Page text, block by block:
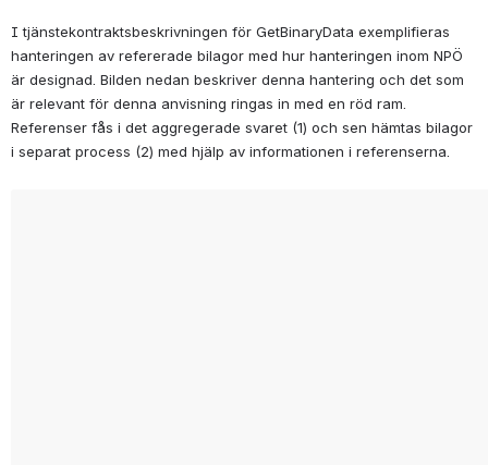
I tjänstekontraktsbeskrivningen för GetBinaryData exemplifieras
hanteringen av refererade bilagor med hur hanteringen inom NPÖ
är designad. Bilden nedan beskriver denna hantering och det som
är relevant för denna anvisning ringas in med en röd ram.
Referenser fås i det aggregerade svaret (1) och sen hämtas bilagor
i separat process (2) med hjälp av informationen i referenserna.